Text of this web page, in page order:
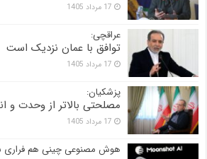
17 مرداد 1405
عراقچی:
توافق با عمان نزدیک است
17 مرداد 1405
پزشکیان:
مصلحتی بالاتر از وحدت و
17 مرداد 1405
هوش مصنوعی چینی هم فراری